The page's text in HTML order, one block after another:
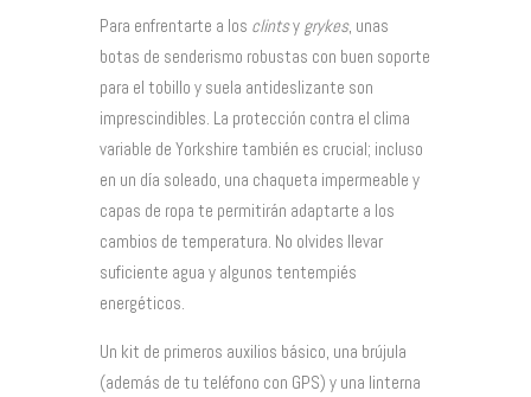
Para enfrentarte a los clintsy grykes, unas
botas de senderismo robustas con buen soporte
para el tobillo y suela antideslizante son
imprescindibles. La protección contra el clima
variable de Yorkshire también es crucial; incluso
en un día soleado, una chaqueta impermeable y
capas de ropa te permitirán adaptarte a los
cambios de temperatura. No olvides llevar
suficiente agua y algunos tentempiés
energéticos.
Un kit de primeros auxilios básico, una brújula
(además de tu teléfono con GPS) y una linterna